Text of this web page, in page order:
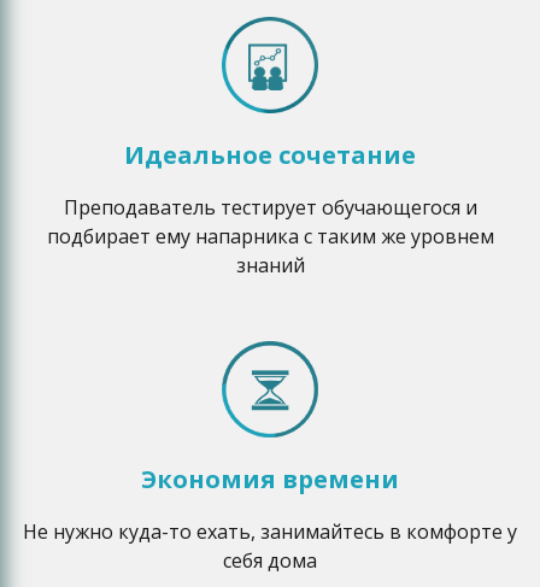
Идеальное сочетание
Преподаватель тестирует обучающегося и
подбирает ему напарника с таким же уровнем
знаний
Экономия времени
Не нужно куда-то ехать, занимайтесь в комфорте у
себя дома